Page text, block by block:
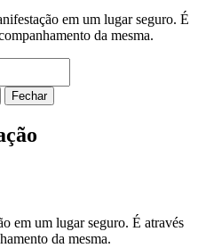
em um lugar seguro. É
da mesma.
Fechar
em um lugar seguro. É através
da mesma.